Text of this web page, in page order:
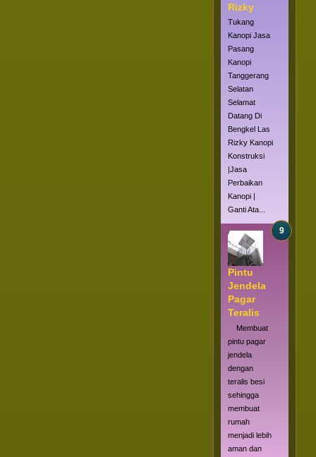
Rizky
Tukang
Kanopi Jasa
Pasang
Kanopi
Tanggerang
Selatan
Selamat
Datang Di
Bengkel Las
Rizky Kanopi
Konstruksi
|Jasa
Perbaikan
Kanopi |
Ganti Ata...
Pintu
Jendela
Pagar
Teralis
Membuat
pintu pagar
jendela
dengan
teralis besi
sehingga
membuat
rumah
menjadi lebih
aman dan